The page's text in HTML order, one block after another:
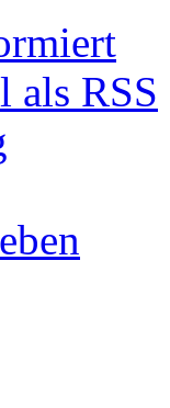
als RSS